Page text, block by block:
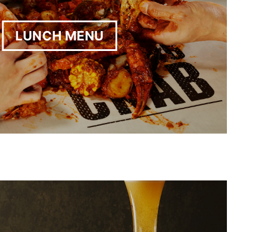
LUNCH MENU